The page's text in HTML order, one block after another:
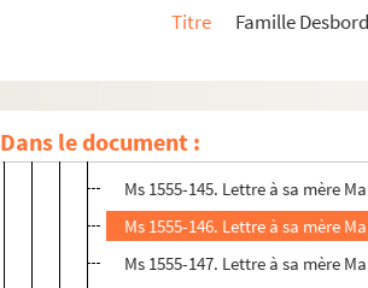
Titre
Famille
Dans le document :Ms 1555-144. Lettre à sa mère
Ms 1555-145. Lettre à sa mère
Ms 1555-146. Lettre à sa mère
Ms 1555-147. Lettre à sa mère